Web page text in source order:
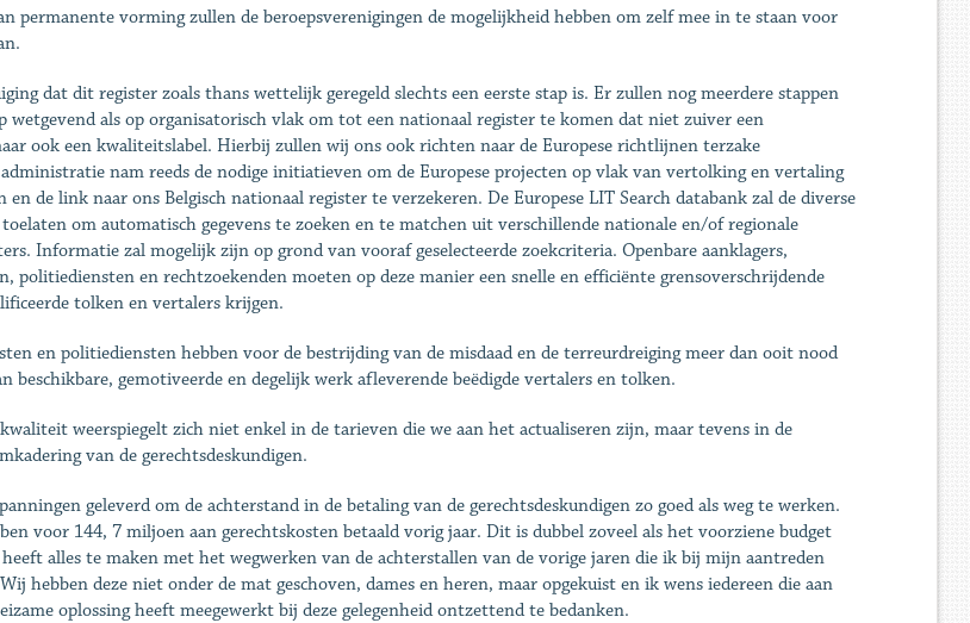
permanente vorming zullen de beroepsverenigingen de mogelijkheid hebben om zelf mee in te staan voor
dat dit register zoals thans wettelijk geregeld slechts een eerste stap is. Er zullen nog meerdere stappen
wetgevend als op organisatorisch vlak om tot een nationaal register te komen dat niet zuiver een
ook een kwaliteitslabel. Hierbij zullen wij ons ook richten naar de Europese richtlijnen terzake
nam reeds de nodige initiatieven om de Europese projecten op vlak van vertolking en vertaling
en de link naar ons Belgisch nationaal register te verzekeren. De Europese LIT Search databank zal de diverse
om automatisch gegevens te zoeken en te matchen uit verschillende nationale en/of regionale
Informatie zal mogelijk zijn op grond van vooraf geselecteerde zoekcriteria. Openbare aanklagers,
politiediensten en rechtzoekenden moeten op deze manier een snelle en efficiënte grensoverschrijdende
tolken en vertalers krijgen.
en politiediensten hebben voor de bestrijding van de misdaad en de terreurdreiging meer dan ooit nood
beschikbare, gemotiveerde en degelijk werk afleverende beëdigde vertalers en tolken.
weerspiegelt zich niet enkel in de tarieven die we aan het actualiseren zijn, maar tevens in de
van de gerechtsdeskundigen.
geleverd om de achterstand in de betaling van de gerechtsdeskundigen zo goed als weg te werken.
voor 144, 7 miljoen aan gerechtskosten betaald vorig jaar. Dit is dubbel zoveel als het voorziene budget
alles te maken met het wegwerken van de achterstallen van de vorige jaren die ik bij mijn aantreden
hebben deze niet onder de mat geschoven, dames en heren, maar opgekuist en ik wens iedereen die aan
oplossing heeft meegewerkt bij deze gelegenheid ontzettend te bedanken.